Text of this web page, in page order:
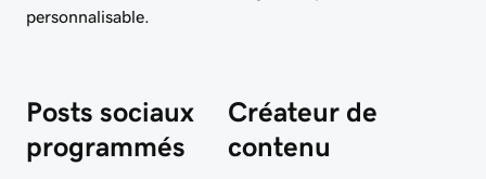
personnalisable.
Posts sociaux
programmés
Créateur de
contenu